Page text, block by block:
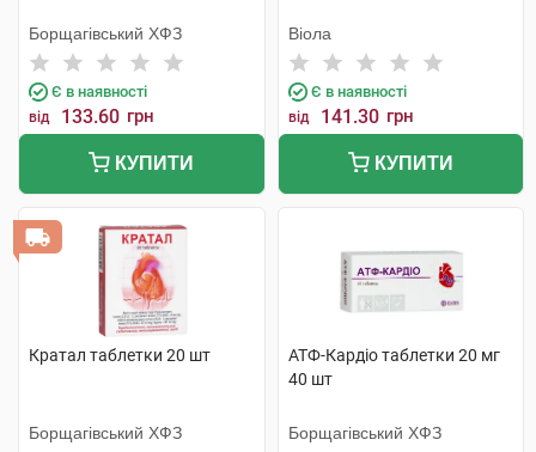
Борщагівський ХФЗ
Є в наявності
від 133.60 грн
КУПИТИ
Віола
Є в наявності
від 141.30 грн
КУПИТИ
Кратал таблетки 20 шт
Борщагівський ХФЗ
АТФ-Кардіо таблетки 20 мг
40 шт
Борщагівський ХФЗ